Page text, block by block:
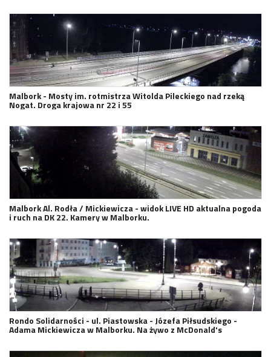
Malbork - Mosty im. rotmistrza Witolda Pileckiego nad rzeką
Nogat. Droga krajowa nr 22 i 55
Malbork Al. Rodła / Mickiewicza - widok LIVE HD aktualna pogoda
i ruch na DK 22. Kamery w Malborku.
Rondo Solidarności - ul. Piastowska - Józefa Piłsudskiego -
Adama Mickiewicza w Malborku. Na żywo z McDonald's